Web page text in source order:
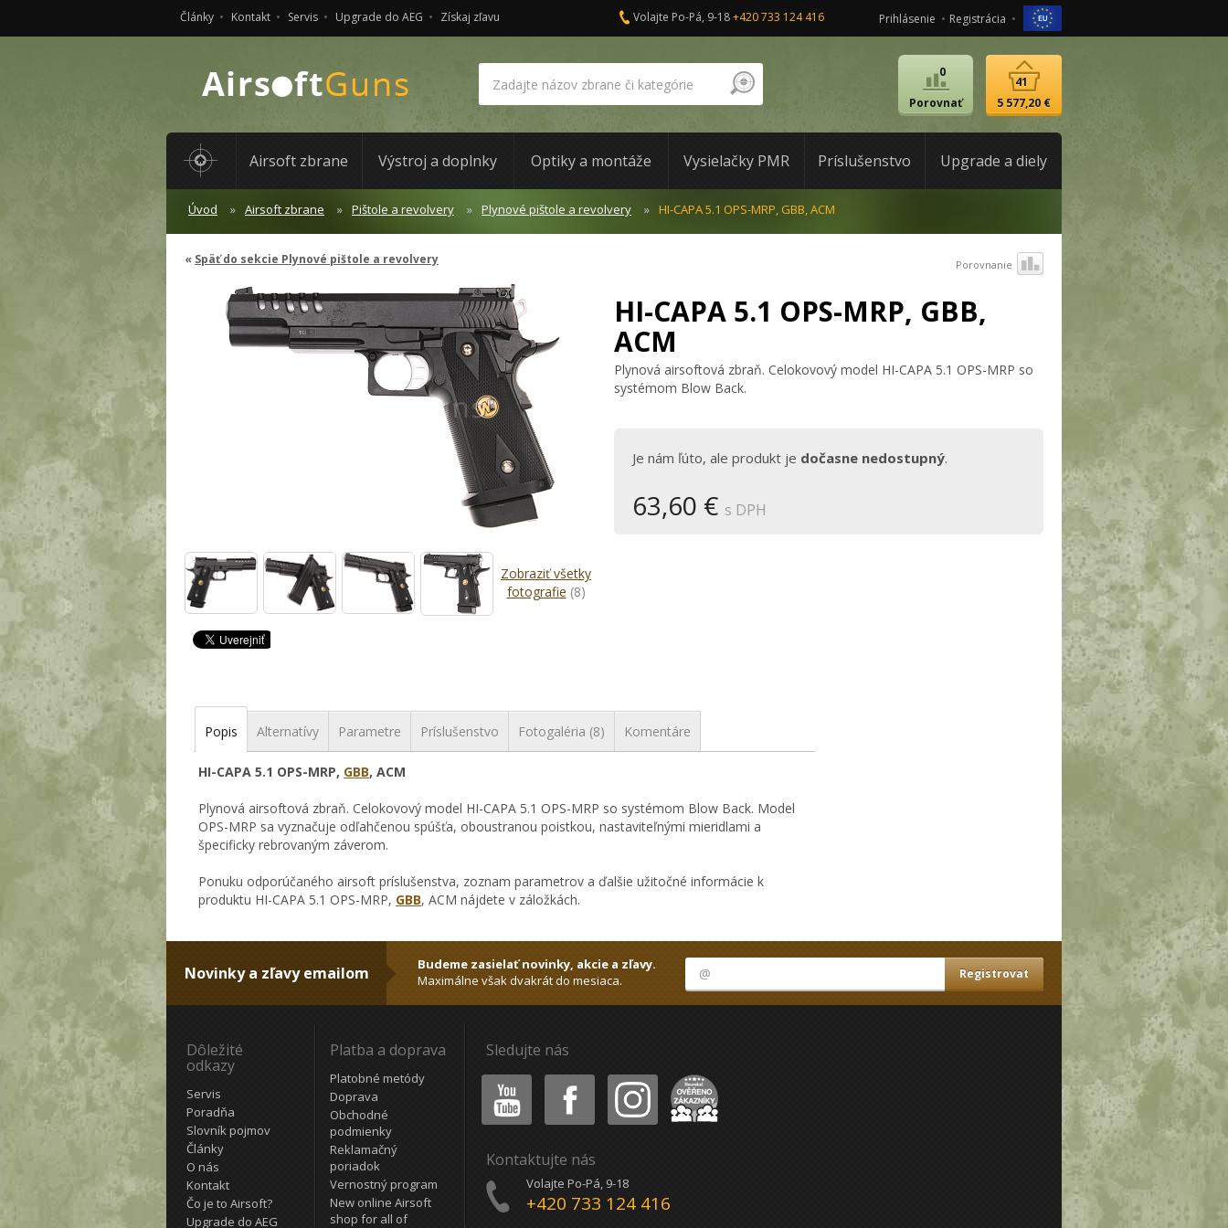
Články Kontakt Servis Upgrade do AEG Získaj zľavu Volajte Po-Pá, 9-18+420 733 124 416 Prihlásenie Registrácia
Porovnať
0
5 577,20 €
41
Airsoft zbrane Výstroj a doplnky Optiky a montáže Vysielačky PMR Príslušenstvo Upgrade a diely
Úvod Airsoft zbrane Pištole a revolvery Plynové pištole a revolvery HI-CAPA 5.1 OPS-MRP, GBB, ACM
Späť do sekcie Plynové pištole a revolvery Porovnanie
Zobraziť všetky
fotografie (8)
HI-CAPA 5.1 OPS-MRP, GBB,
ACM
Plynová airsoftová zbraň. Celokovový model HI-CAPA 5.1 OPS-MRP so
systémom Blow Back.
Je nám ľúto, ale produkt je dočasne nedostupný.
63,60 € s DPH
Popis Alternatívy Parametre Príslušenstvo Fotogaléria (8) Komentáre
HI-CAPA 5.1 OPS-MRP, GBB, ACM
Plynová airsoftová zbraň. Celokovový model HI-CAPA 5.1 OPS-MRP so systémom Blow Back. Model
OPS-MRP sa vyznačuje odľahčenou spúšťa, oboustranou poistkou, nastaviteľnými mieridlami a
špecificky rebrovaným záverom.
Ponuku odporúčaného airsoft príslušenstva, zoznam parametrov a ďalšie užitočné informácie k
produktu HI-CAPA 5.1 OPS-MRP, GBB, ACM nájdete v záložkách.
Novinky a zľavy emailom
Budeme zasielať novinky, akcie a zľavy.
Maximálne však dvakrát do mesiaca.
Dôležité
odkazy
Servis
Poradňa
Slovník pojmov
Články
O nás
Kontakt
Čo je to Airsoft?
Upgrade do AEG
Platba a doprava
Platobné metódy
Doprava
Obchodné
podmienky
Reklamačný
poriadok
Vernostný program
New online Airsoft
shop for all of
Sledujte nás
Youtube Facebook Instagram Heureka
Kontaktujte nás
Volajte Po-Pá, 9-18
+420 733 124 416